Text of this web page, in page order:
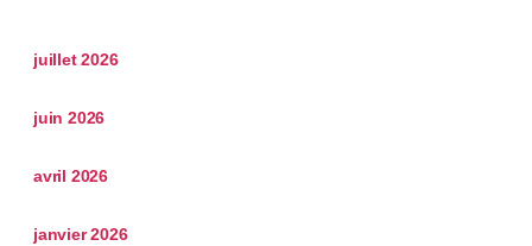
juillet 2026
juin 2026
avril 2026
janvier 2026